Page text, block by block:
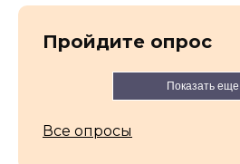
Пройдите опрос
Показать еще
Все опросы